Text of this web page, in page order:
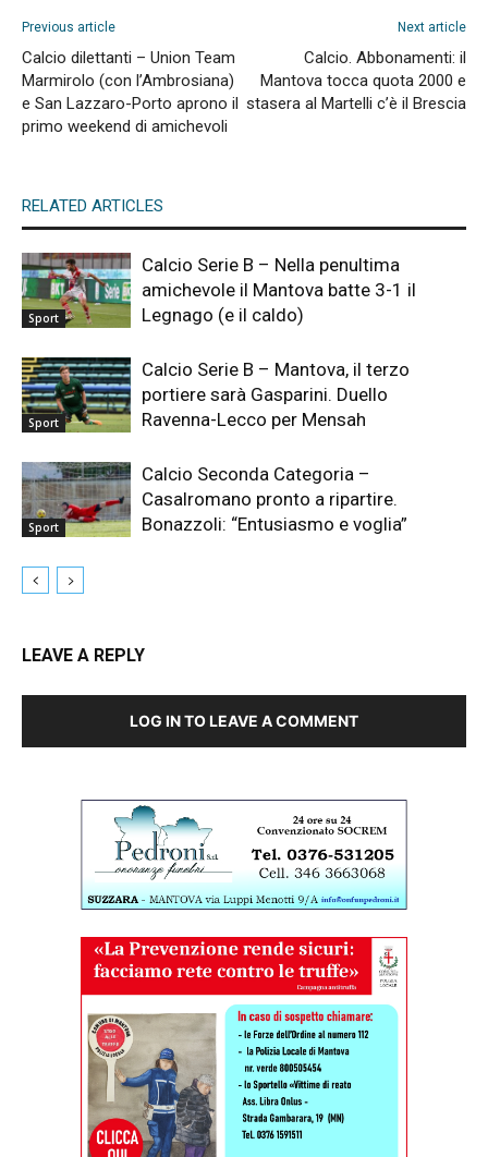
Previous article
Calcio dilettanti – Union Team
Marmirolo (con l’Ambrosiana)
e San Lazzaro-Porto aprono il
primo weekend di amichevoli
Next article
Calcio. Abbonamenti: il
Mantova tocca quota 2000 e
stasera al Martelli c’è il Brescia
RELATED ARTICLES
Sport
Calcio Serie B – Nella penultima
amichevole il Mantova batte 3-1 il
Legnago (e il caldo)
Sport
Calcio Serie B – Mantova, il terzo
portiere sarà Gasparini. Duello
Ravenna-Lecco per Mensah
Sport
Calcio Seconda Categoria –
Casalromano pronto a ripartire.
Bonazzoli: “Entusiasmo e voglia”
LEAVE A REPLY
LOG IN TO LEAVE A COMMENT